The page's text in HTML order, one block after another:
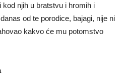
njih u bratstvu i hromih i
od te porodice, bajagi, nije ni
kakvo će mu potomstvo